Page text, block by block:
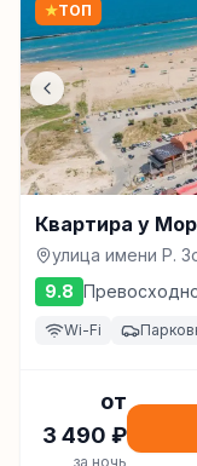
★ТОП
Квартира у
улица имени Р.
9.8
Wi-Fi
от
3 490 ₽
за ночь